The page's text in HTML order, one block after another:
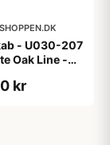
- U030-207
Oak Line -
kr